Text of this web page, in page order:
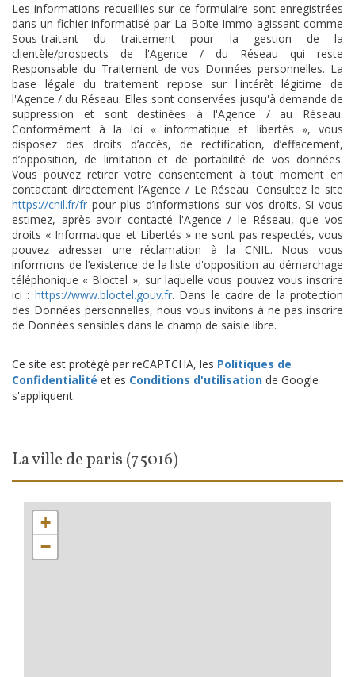
Les informations recueillies sur ce formulaire sont enregistrées
dans un fichier informatisé par La Boite Immo agissant comme
Sous-traitant du traitement pour la gestion de la
clientèle/prospects de l'Agence / du Réseau qui reste
Responsable du Traitement de vos Données personnelles. La
base légale du traitement repose sur l'intérêt légitime de
l'Agence / du Réseau. Elles sont conservées jusqu'à demande de
suppression et sont destinées à l'Agence / au Réseau.
Conformément à la loi « informatique et libertés », vous
disposez des droits d’accès, de rectification, d’effacement,
d’opposition, de limitation et de portabilité de vos données.
Vous pouvez retirer votre consentement à tout moment en
contactant directement l’Agence / Le Réseau. Consultez le site
https://cnil.fr/fr pour plus d’informations sur vos droits. Si vous
estimez, après avoir contacté l'Agence / le Réseau, que vos
droits « Informatique et Libertés » ne sont pas respectés, vous
pouvez adresser une réclamation à la CNIL. Nous vous
informons de l’existence de la liste d'opposition au démarchage
téléphonique « Bloctel », sur laquelle vous pouvez vous inscrire
ici : https://www.bloctel.gouv.fr. Dans le cadre de la protection
des Données personnelles, nous vous invitons à ne pas inscrire
de Données sensibles dans le champ de saisie libre.
Ce site est protégé par reCAPTCHA, les Politiques de
Confidentialité et es Conditions d'utilisation de Google
s'appliquent.
la ville de paris (75016)
+
−